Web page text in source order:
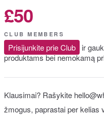
£50
CLUB MEMBERS
Prisijunkite prie Club
ir
produktams bei nemokamą
Klausimai? Rašykite
žmogus, paprastai per kelias